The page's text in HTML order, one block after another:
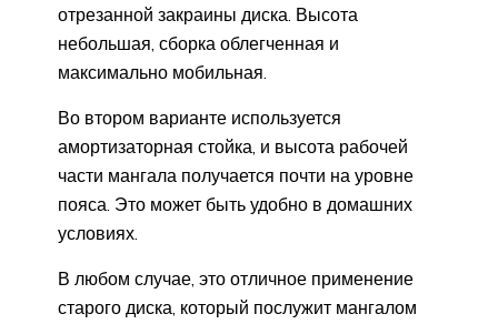
отрезанной закраины диска. Высота
небольшая, сборка облегченная и
максимально мобильная.
Во втором варианте используется
амортизаторная стойка, и высота рабочей
части мангала получается почти на уровне
пояса. Это может быть удобно в домашних
условиях.
В любом случае, это отличное применение
старого диска, который послужит мангалом